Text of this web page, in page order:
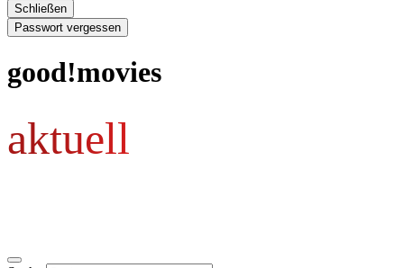
Schließen
Passwort vergessen
good!movies
aktuell